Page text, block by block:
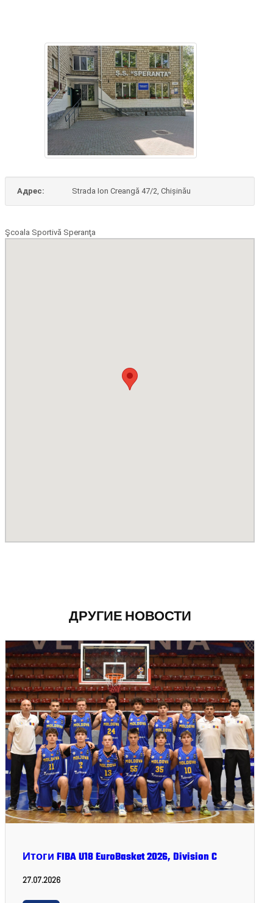
Адрес: Strada Ion Creangă 47/2, Chișinău
Şcoala Sportivă Speranţa
ДРУГИЕ НОВОСТИ
Итоги FIBA U18 EuroBasket 2026, Division C
27.07.2026